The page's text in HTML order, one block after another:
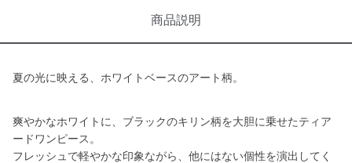
商品説明
夏の光に映える、ホワイトベースのアート柄。
爽やかなホワイトに、ブラックのキリン柄を大胆に乗せたティア
ードワンピース。
フレッシュで軽やかな印象ながら、他にはない個性を演出してく